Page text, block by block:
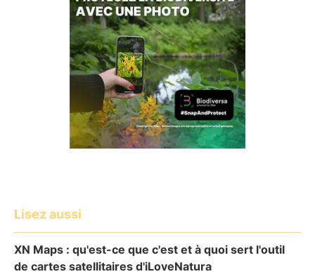
Lisez aussi
XN Maps : qu'est-ce que c'est et à quoi sert l'outil
de cartes satellitaires d'iLoveNatura